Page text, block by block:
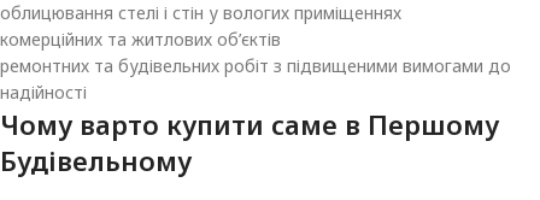
облицювання стелі і стін у вологих приміщеннях
комерційних та житлових об’єктів
ремонтних та будівельних робіт з підвищеними вимогами до
надійності
Чому варто купити саме в Першому
Будівельному